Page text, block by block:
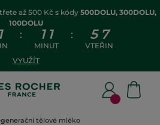
až 500 Kč s kódy 500DOLU, 300DOLU,
100DOLU
1 : 1 1
MINUT
: 5 7
VTEŘIN
VYUŽÍT
tělové mléko